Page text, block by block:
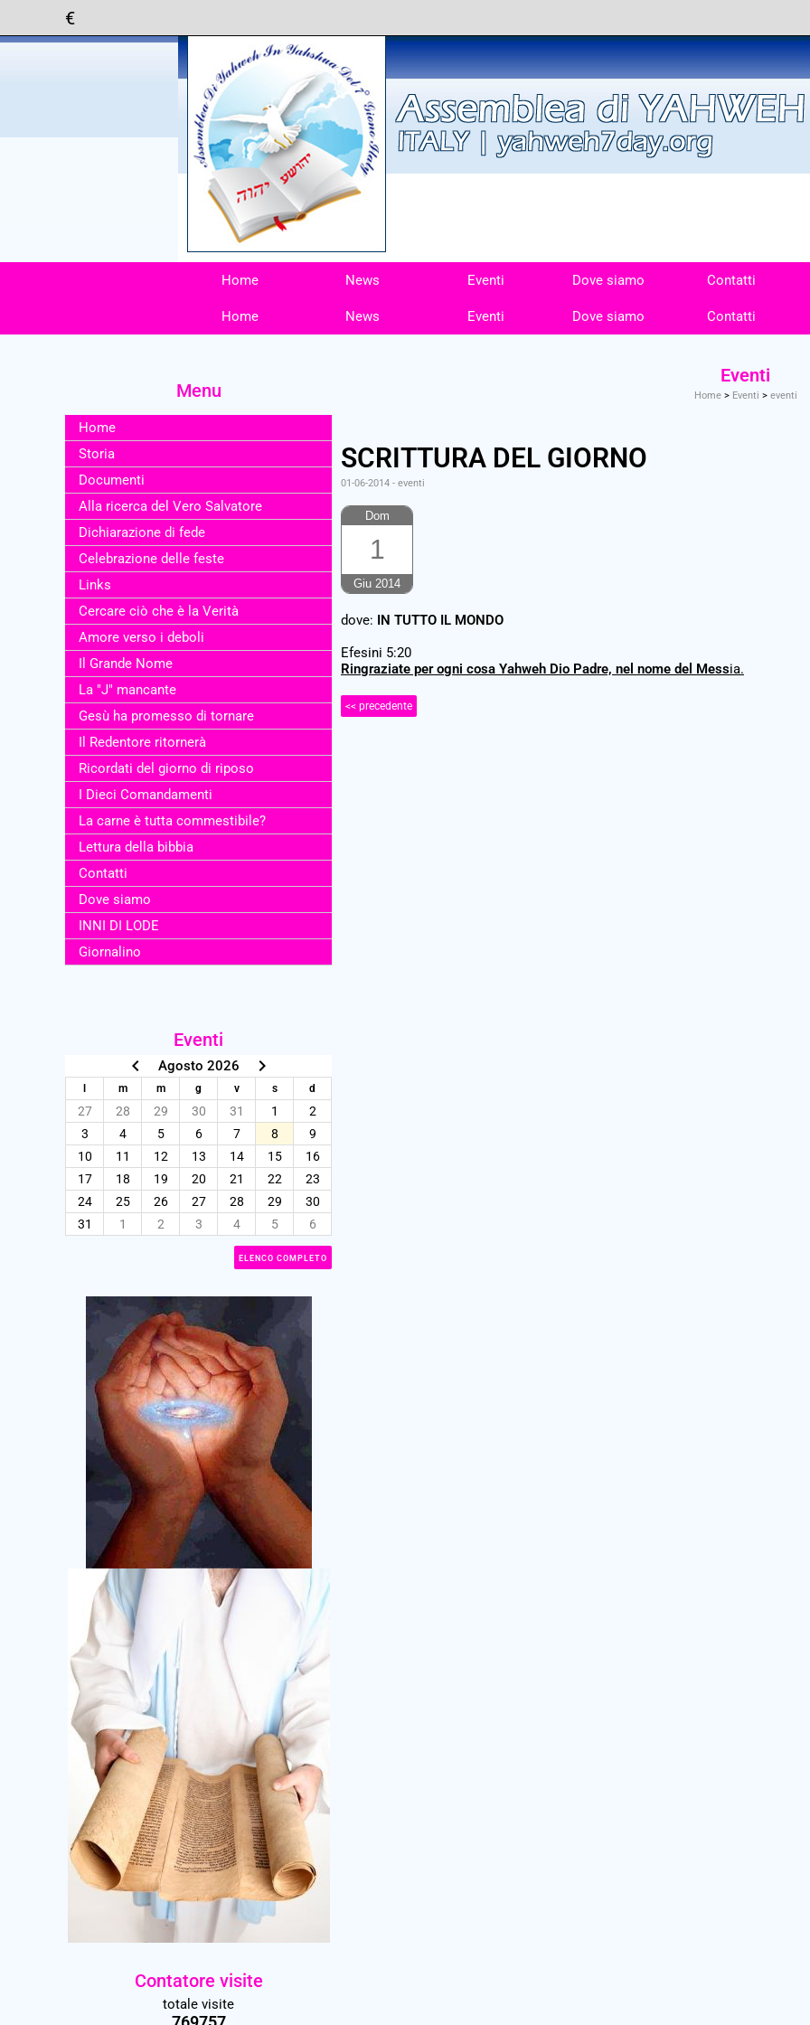
Home News Eventi Dove siamo Contatti
Home News Eventi Dove siamo Contatti
Menu
Home
Storia
Documenti
Alla ricerca del Vero Salvatore
Dichiarazione di fede
Celebrazione delle feste
Links
Cercare ciò che è la Verità
Amore verso i deboli
Il Grande Nome
La "J" mancante
Gesù ha promesso di tornare
Il Redentore ritornerà
Ricordati del giorno di riposo
I Dieci Comandamenti
La carne è tutta commestibile?
Lettura della bibbia
Contatti
Dove siamo
INNI DI LODE
Giornalino
Eventi
keyboard_arrow_left
Agosto 2026 keyboard_arrow_right
m m g v s d
27 28 29 30 31 1
2
3
4 5 6 7 8
9
10
11 12 13 14 15
16
17
18 19 20 21 22
23
24
25 26 27 28 29
30
31
1 2 3 4 5 6
ELENCO COMPLETO
Contatore visite
totale visite
Eventi
Home> Eventi > eventi
SCRITTURA DEL GIORNO
01-06-2014 - eventi
Dom
1
Giu 2014
dove: IN TUTTO IL MONDO
Efesini 5:20
Ringraziate per ogni cosa Yahweh Dio Padre, nel nome del Messia.
<< precedente